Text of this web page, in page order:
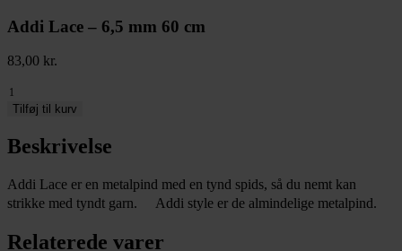
Addi Lace – 6,5 mm 60 cm
83,00 kr.
Addi
Lace
6,5
mm
cm
antal
Tilføj til kurv
Beskrivelse
Addi Lace er en metalpind med en tynd spids, så du nemt kan
strikke med tyndt garn. Addi style er de almindelige metalpind.
Relaterede varer